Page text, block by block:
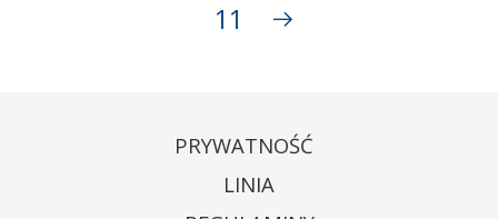
11
PRYWATNOŚĆ
LINIA